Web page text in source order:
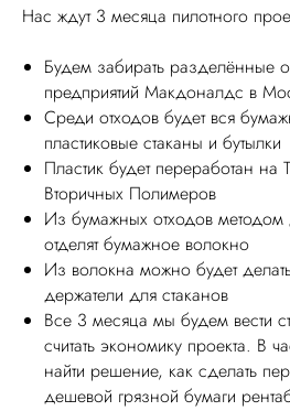
Нас ждут 3 месяца пилотного
Будем забирать разделённые
предприятий Макдоналдс в
Среди отходов будет вся
пластиковые стаканы и бутылки
Пластик будет переработан на
Вторичных Полимеров
Из бумажных отходов методом
отделят бумажное волокно
Из волокна можно будет
держатели для стаканов
Все 3 месяца мы будем вести
считать экономику проекта. В
найти решение, как сделать
дешевой грязной бумаги